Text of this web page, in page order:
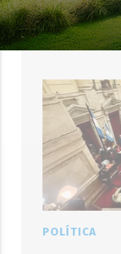
EL OBJETIVO
POLÍTICA